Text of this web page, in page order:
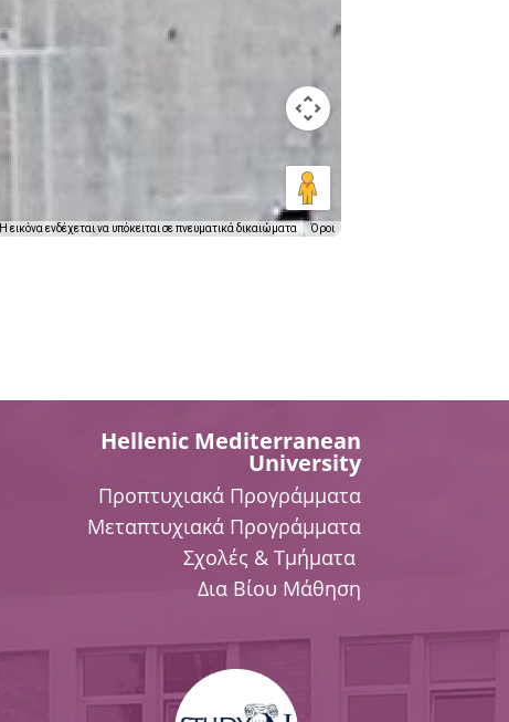
Η εικόνα ενδέχεται να υπόκειται σε πνευματικά δικαιώματα Όροι
Hellenic Mediterranean
University
Προπτυχιακά Προγράμματα
Μεταπτυχιακά Προγράμματα
Σχολές & Τμήματα
Δια Βίου Μάθηση